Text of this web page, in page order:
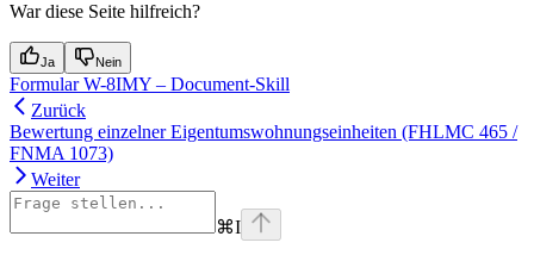
War diese Seite hilfreich?
Ja Nein
Formular W-8IMY – Document-Skill
Zurück
Bewertung einzelner Eigentumswohnungseinheiten (FHLMC 465 /
FNMA 1073)
Weiter
⌘I